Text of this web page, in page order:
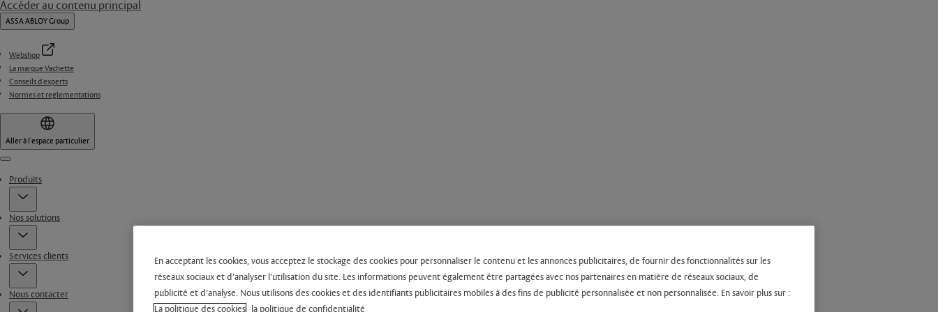
Accéder au contenu principal
ASSA ABLOY Group
Webshop
La marque Vachette
Conseils d'experts
Normes et reglementations
Aller à l'espace particulier
Menu
Produits
Nos solutions
Services clients
Nous contacter
En acceptant les cookies, vous acceptez le stockage des cookies pour personnaliser le contenu et les annonces publicitaires, de fournir des fonctionnalités sur les
réseaux sociaux et d’analyser l’utilisation du site. Les informations peuvent également être partagées avec nos partenaires en matière de réseaux sociaux, de
publicité et d’analyse. Nous utilisons des cookies et des identifiants publicitaires mobiles à des fins de publicité personnalisée et non personnalisée. En savoir plus sur :
La politique des cookies
la politique de confidentialité